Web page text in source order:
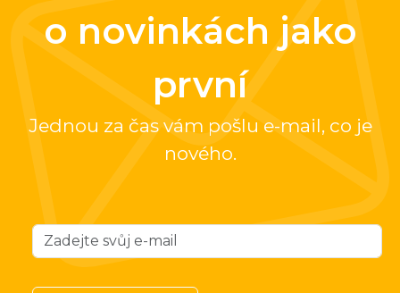
o novinkách jako
první
Jednou za čas vám pošlu e-mail, co je
nového.